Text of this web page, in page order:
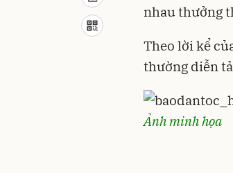
nhau thưởng
Theo lời kể
thường diễn
Ảnh minh họa